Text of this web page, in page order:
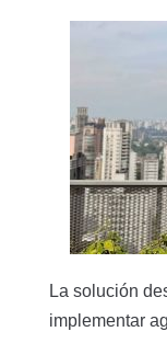
La solución
implementar